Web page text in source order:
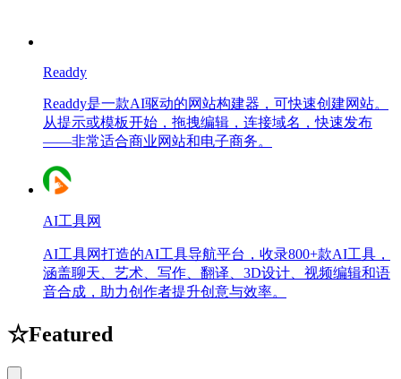
Readdy
Readdy是一款AI驱动的网站构建器，可快速创建网站。
从提示或模板开始，拖拽编辑，连接域名，快速发布
——非常适合商业网站和电子商务。
AI工具网
AI工具网打造的AI工具导航平台，收录800+款AI工具，
涵盖聊天、艺术、写作、翻译、3D设计、视频编辑和语
音合成，助力创作者提升创意与效率。
☆Featured